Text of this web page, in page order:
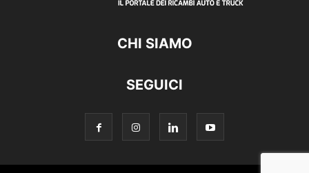
CHI SIAMO
SEGUICI